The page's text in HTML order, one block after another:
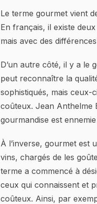
Le terme gourmet vient
En français, il existe
mais avec des
D’un autre côté, il y a le
peut reconnaître la
sophistiqués, mais ceux-
coûteux. Jean Anthelme
gourmandise est
À l’inverse, gourmet est
vins, chargés de les
terme a commencé à
ceux qui connaissent et
coûteux. Ainsi, par